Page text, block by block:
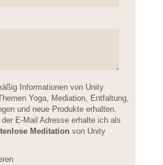
empty.Informationen von Unity
Yoga, Mediation, Entfaltung,
und neue Produkte erhalten.
E-Mail Adresse erhalte ich als
Meditation von Unity